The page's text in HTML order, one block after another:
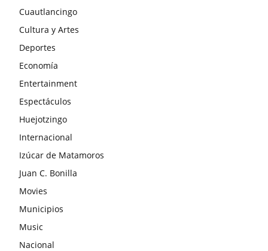
Cuautlancingo
Cultura y Artes
Deportes
Economía
Entertainment
Espectáculos
Huejotzingo
Internacional
Izúcar de Matamoros
Juan C. Bonilla
Movies
Municipios
Music
Nacional